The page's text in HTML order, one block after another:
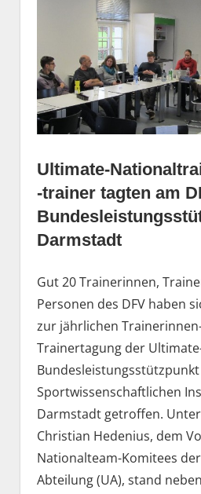
Ultimate-
-trainer tagten am
Darmstadt
Gut 20 Trainerinnen,
Personen des DFV haben
zur jährlichen
Trainertagung der
Sportwissenschaftlichen
Darmstadt getroffen.
Christian Hedenius, dem
Nationalteam-Komitees
Abteilung (UA), stand